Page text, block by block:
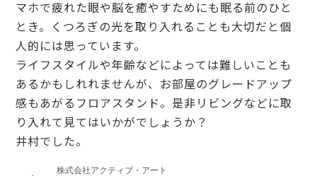
マホで疲れた眼や脳を癒やすためにも眠る前のひと
とき。くつろぎの光を取り入れることも大切だと個
人的には思っています。
ライフスタイルや年齢などによっては難しいことも
あるかもしれれませんが、お部屋のグレードアップ
感もあがるフロアスタンド。是非リビングなどに取
り入れて見てはいかがでしょうか？
井村でした。